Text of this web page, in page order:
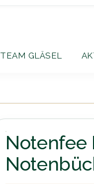
TEAM GLÄSEL
Notenfee